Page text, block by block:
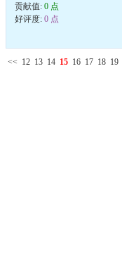
贡献值: 0 点
好评度: 0 点
<< 12 13 14 15 16 17 18 19